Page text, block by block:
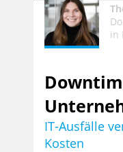
in
IT-Ausfälle
Kosten